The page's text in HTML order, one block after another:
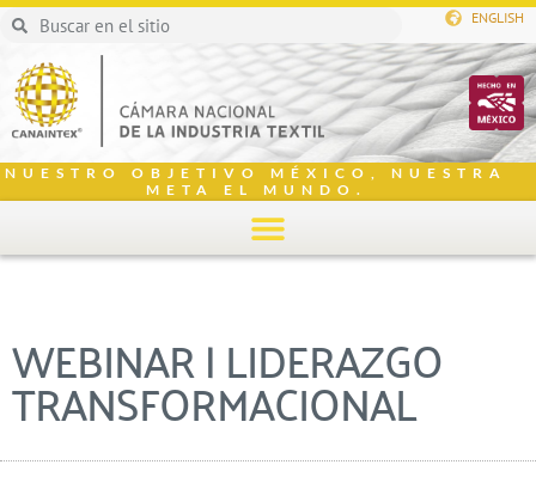
ENGLISH
NUESTRO OBJETIVO MÉXICO, NUESTRA
META EL MUNDO.
WEBINAR | LIDERAZGO
TRANSFORMACIONAL